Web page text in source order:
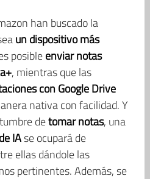
han buscado la
un dispositivo más
posibleenviar notas
, mientras que las
con Google Drive
nativa con facilidad. Y
detomar notas, una
IAse ocupará de
ellas dándole las
pertinentes. Además, se